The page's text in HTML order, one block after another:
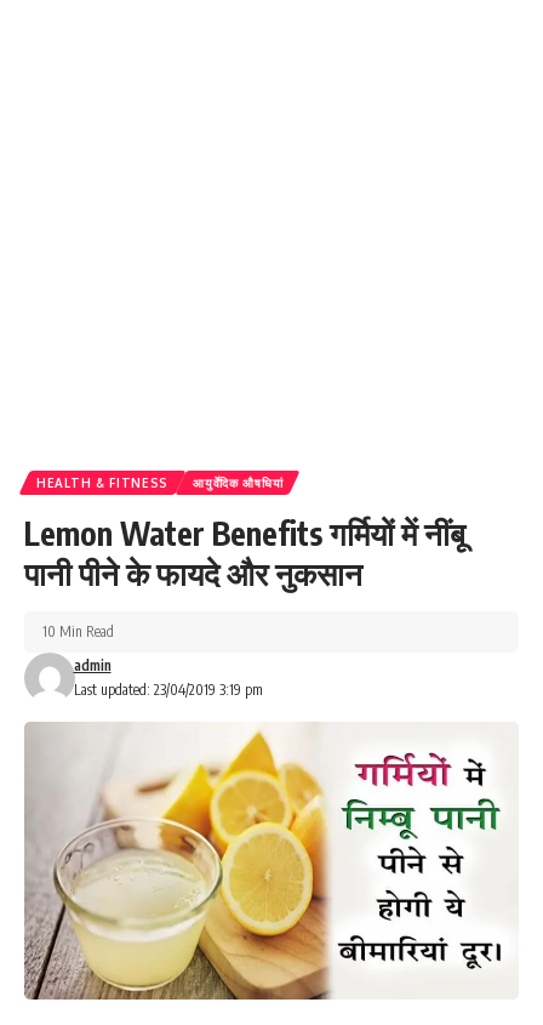
HEALTH & FITNESS आयुर्वेदिक औषधियां
Lemon Water Benefits गर्मियों में नींबू
पानी पीने के फायदे और नुकसान
Last updated: 23/04/2019 3:19 pm
admin
10 Min Read